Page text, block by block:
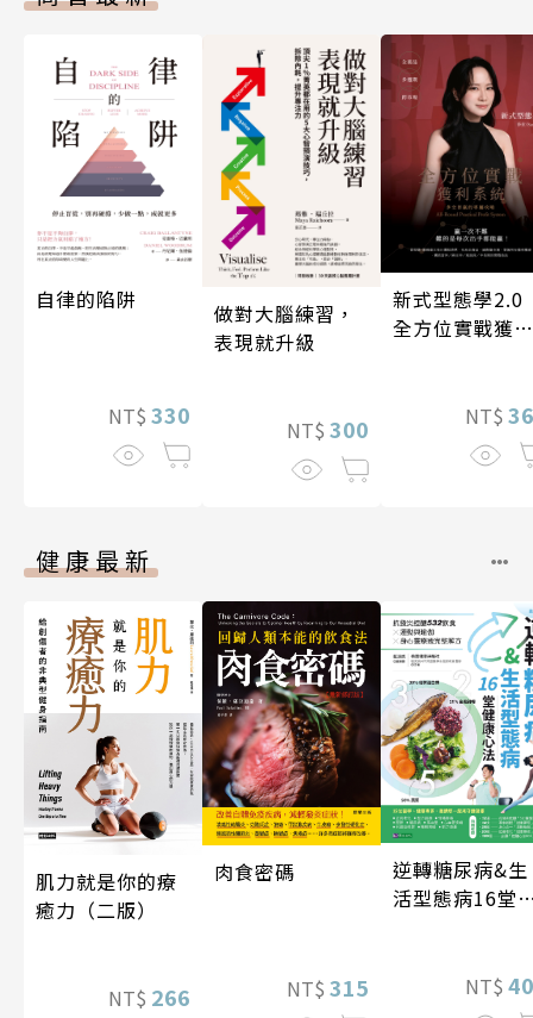
自律的陷阱
NT$ 330
做對大腦練習，
表現就升級
NT$ 300
新式型態學
全方位實戰獲利
NT$
健康最新
肌力就是你的療
癒力（二版）
NT$ 266
肉食密碼
NT$ 315
逆轉糖尿病&生
活型態病16堂
NT$